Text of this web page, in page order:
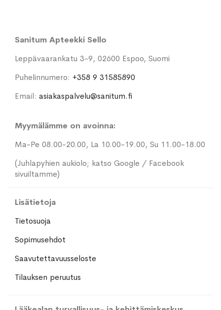
Sanitum Apteekki Sello
Leppävaarankatu 3-9, 02600 Espoo, Suomi
Puhelinnumero: +358 9 31585890
Email: asiakaspalvelu@sanitum.fi
Myymälämme on avoinna:
Ma-Pe 08.00-20.00, La 10.00-19.00, Su 11.00-18.00
(Juhlapyhien aukiolo; katso Google / Facebook
sivuiltamme)
Lisätietoja
Tietosuoja
Sopimusehdot
Saavutettavuusseloste
Tilauksen peruutus